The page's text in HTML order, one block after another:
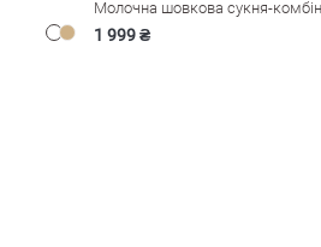
1 999 ₴